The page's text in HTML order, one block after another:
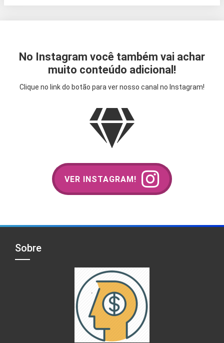
No Instagram você também vai achar
muito conteúdo adicional!
Clique no link do botão para ver nosso canal no Instagram!
VER INSTAGRAM!
Sobre